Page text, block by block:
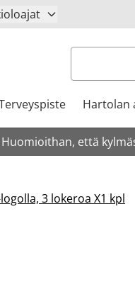
Haku
Hartolan
Huomioithan, että
3 lokeroa X1 kpl